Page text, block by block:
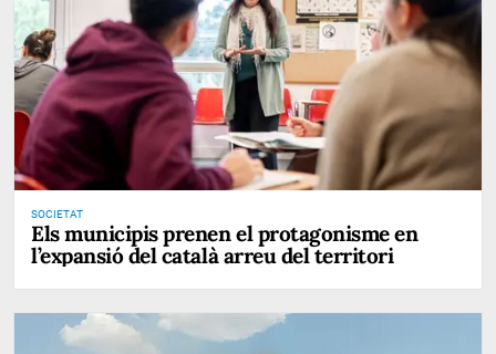
SOCIETAT
Els municipis prenen el protagonisme en
l’expansió del català arreu del territori